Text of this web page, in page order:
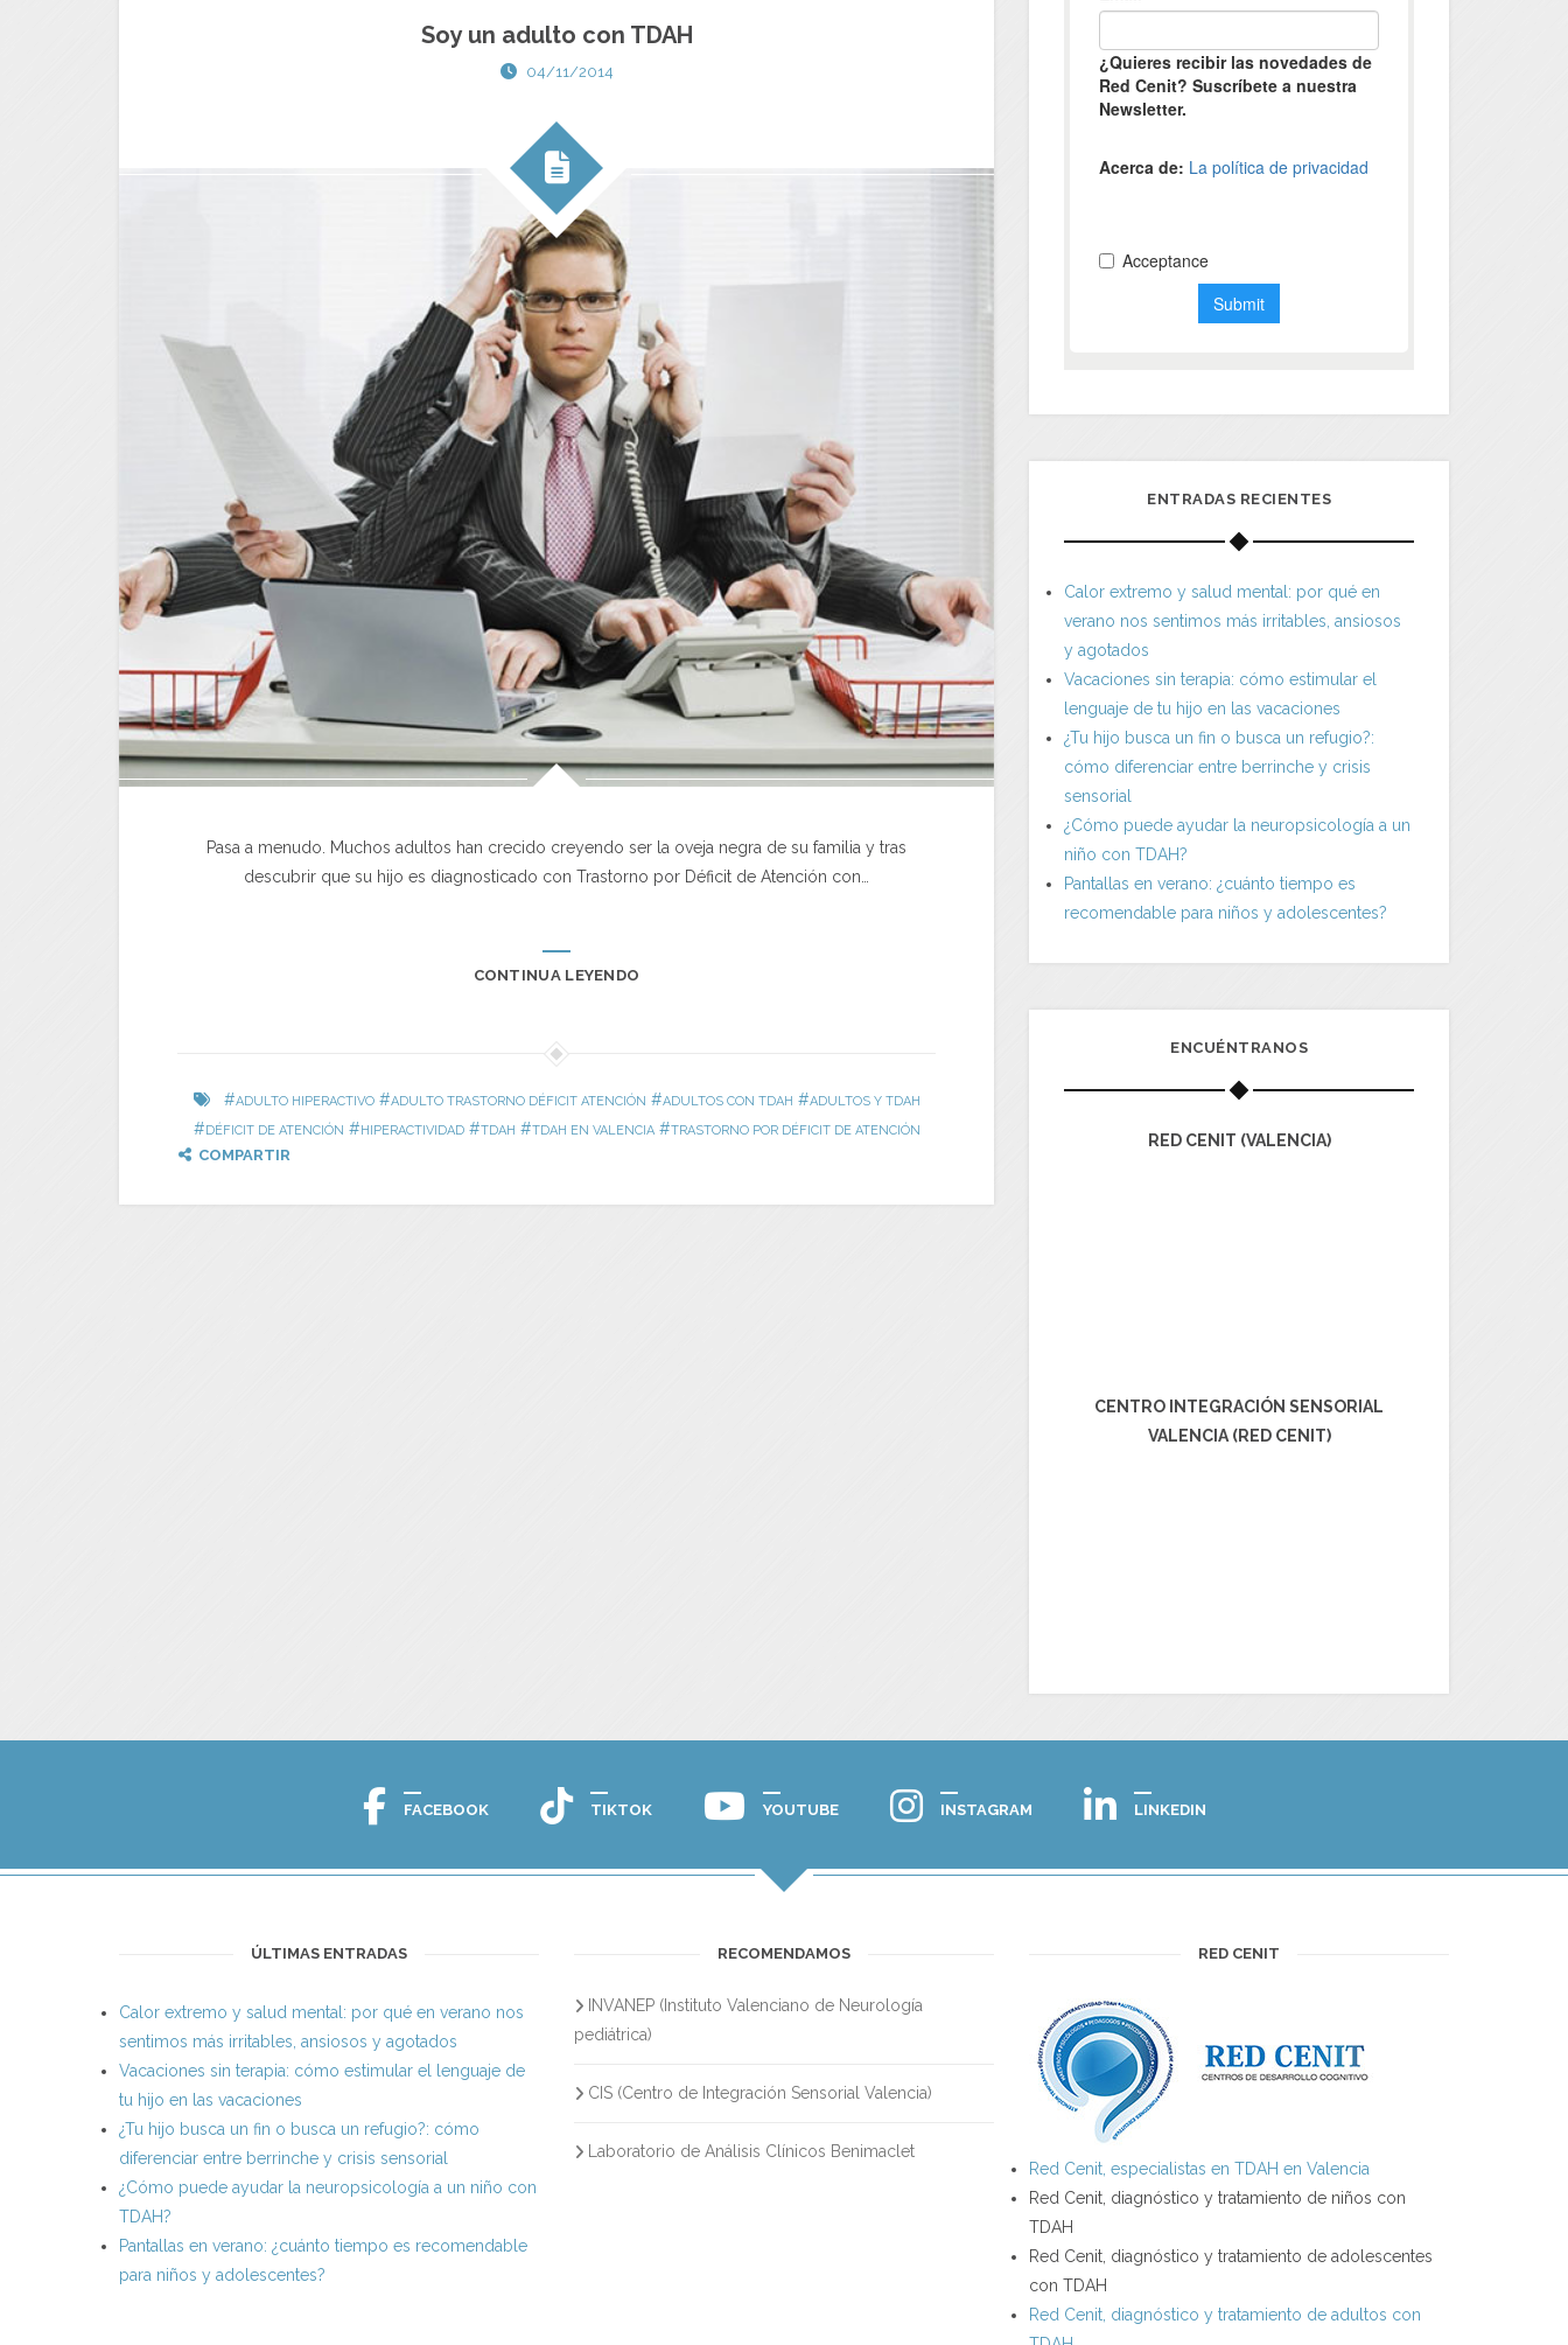
Soy un adulto con TDAH
04/11/2014
Pasa a menudo. Muchos adultos han crecido creyendo ser la oveja negra de su familia y tras
descubrir que su hijo es diagnosticado con Trastorno por Déficit de Atención con…
CONTINUA LEYENDO
#ADULTO HIPERACTIVO#ADULTO TRASTORNO DÉFICIT ATENCIÓN #ADULTOS CON TDAH #ADULTOS Y TDAH
#DÉFICIT DE ATENCIÓN #HIPERACTIVIDAD#TDAH #TDAH EN VALENCIA#TRASTORNO POR DÉFICIT DE ATENCIÓN
COMPARTIR
ENTRADAS RECIENTES
Calor extremo y salud mental: por qué en
verano nos sentimos más irritables, ansiosos
y agotados
Vacaciones sin terapia: cómo estimular el
lenguaje de tu hijo en las vacaciones
¿Tu hijo busca un fin o busca un refugio?:
cómo diferenciar entre berrinche y crisis
sensorial
¿Cómo puede ayudar la neuropsicología a un
niño con TDAH?
Pantallas en verano: ¿cuánto tiempo es
recomendable para niños y adolescentes?
ENCUÉNTRANOS
RED CENIT (VALENCIA)
CENTRO INTEGRACIÓN SENSORIAL
VALENCIA (RED CENIT)
FACEBOOK TIKTOK YOUTUBE INSTAGRAM LINKEDIN
ÚLTIMAS ENTRADAS
Calor extremo y salud mental: por qué en verano nos
sentimos más irritables, ansiosos y agotados
Vacaciones sin terapia: cómo estimular el lenguaje de
tu hijo en las vacaciones
¿Tu hijo busca un fin o busca un refugio?: cómo
diferenciar entre berrinche y crisis sensorial
¿Cómo puede ayudar la neuropsicología a un niño con
TDAH?
Pantallas en verano: ¿cuánto tiempo es recomendable
para niños y adolescentes?
RECOMENDAMOS
INVANEP (Instituto Valenciano de Neurología
pediátrica)
CIS (Centro de Integración Sensorial Valencia)
Laboratorio de Análisis Clínicos Benimaclet
RED CENIT
Red Cenit, especialistas en TDAH en Valencia
Red Cenit, diagnóstico y tratamiento de niños con
TDAH
Red Cenit, diagnóstico y tratamiento de adolescentes
con TDAH
Red Cenit, diagnóstico y tratamiento de adultos con